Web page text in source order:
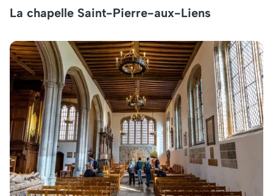
La chapelle Saint-Pierre-aux-Liens